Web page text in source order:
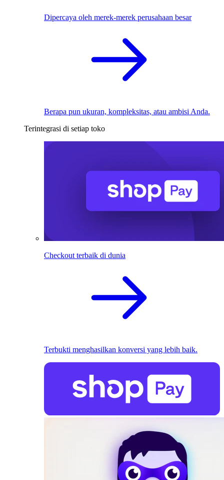
Dipercaya oleh merek-merek perusahaan besar
Berapa pun ukuran, kompleksitas, atau ambisi Anda.
Terintegrasi di setiap toko
Checkout terbaik di dunia
Terbukti menghasilkan konversi yang lebih baik.